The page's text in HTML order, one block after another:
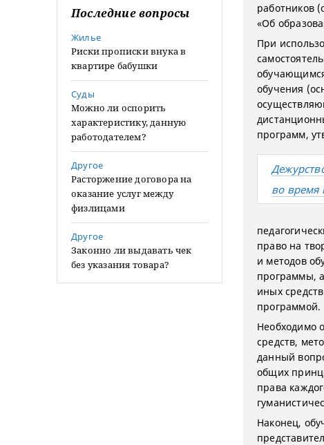
Последние вопросы
Жилье
Риски прописки внука в
квартире бабушки
Суды
Можно ли оспорить
характеристику, данную
работодателем?
Другое
Расторжение договора на
оказание услуг между
физлицами
Другое
Законно ли выдавать чек
без указания товара?
работников
«Об
При
обучения
программ,
во время
право на
и методов
программы,
иных
программой.
Необходимо
средств,
данный
общих
права
Наконец,